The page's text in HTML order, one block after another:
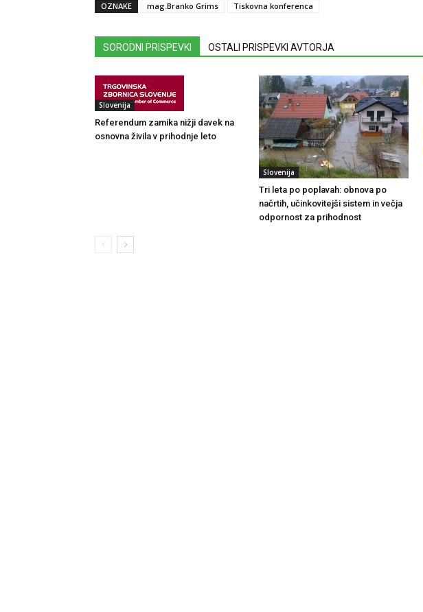
OZNAKE mag.Branko Grims Tiskovna konferenca
SORODNI PRISPEVKI OSTALI PRISPEVKI AVTORJA
Slovenija
Referendum zamika nižji davek na
osnovna živila v prihodnje leto
Slovenija
Tri leta po poplavah: obnova po
načrtih, učinkovitejši sistem in večja
odpornost za prihodnost